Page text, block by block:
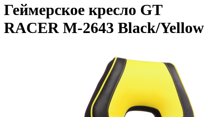
Геймерское кресло GT
RACER M-2643 Black/Yellow